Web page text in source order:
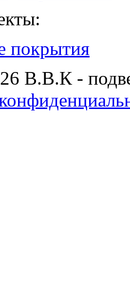
покрытия
В.В.К -